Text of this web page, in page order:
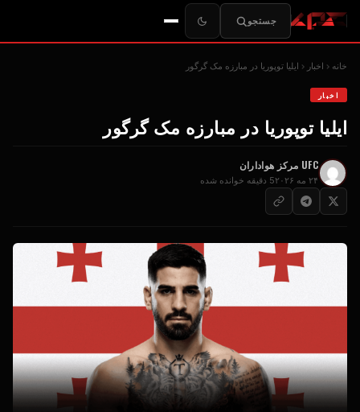
جستجو
خانه اخبار ایلیا توپوریا در مبارزه مک گرگور
اخبار
ایلیا توپوریا در مبارزه مک گرگور
UFC مرکز هواداران
۲۴ مه ۲۰۲۶ 5 دقیقه خوانده شده